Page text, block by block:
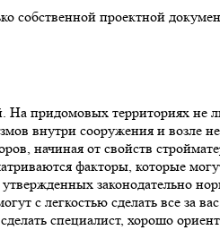
собственной проектной
На придомовых территориях не
внутри сооружения и возле
начиная от свойств
факторы, которые
законодательно
с легкостью сделать все за
специалист, хорошо